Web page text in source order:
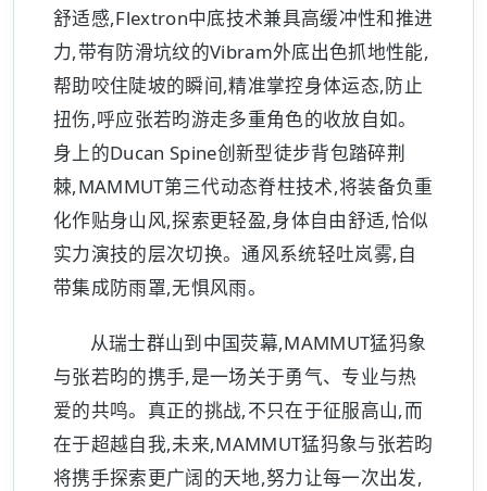
舒适感,Flextron中底技术兼具高缓冲性和推进
力,带有防滑坑纹的Vibram外底出色抓地性能,
帮助咬住陡坡的瞬间,精准掌控身体运态,防止
扭伤,呼应张若昀游走多重角色的收放自如。
身上的Ducan Spine创新型徒步背包踏碎荆
棘,MAMMUT第三代动态脊柱技术,将装备负重
化作贴身山风,探索更轻盈,身体自由舒适,恰似
实力演技的层次切换。通风系统轻吐岚雾,自
带集成防雨罩,无惧风雨。
从瑞士群山到中国荧幕,MAMMUT猛犸象
与张若昀的携手,是一场关于勇气、专业与热
爱的共鸣。真正的挑战,不只在于征服高山,而
在于超越自我,未来,MAMMUT猛犸象与张若昀
将携手探索更广阔的天地,努力让每一次出发,